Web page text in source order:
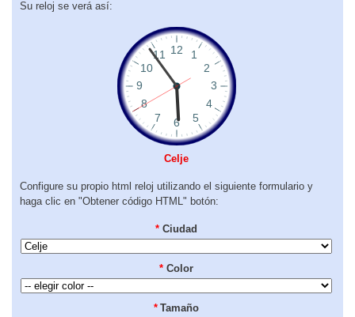
Su reloj se verá así:
Celje
Configure su propio html reloj utilizando el siguiente formulario y
haga clic en "Obtener código HTML" botón:
* Ciudad
* Color
* Tamaño